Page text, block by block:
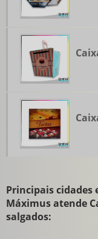
Principais cidades
Máximus atende
salgados: